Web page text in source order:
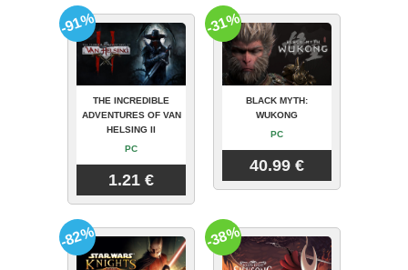
THE INCREDIBLE
ADVENTURES OF VAN
HELSING II
PC
1.21 €
-91%
BLACK MYTH:
WUKONG
PC
40.99 €
-31%
-82% -38%